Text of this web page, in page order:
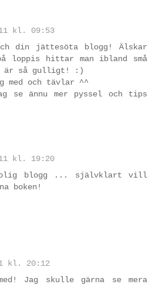
kl. 09:53
din jättesöta blogg! Älskar
loppis hittar man ibland små
är så gulligt! :)
och tävlar ^^
se ännu mer pyssel och tips
kl. 19:20
blogg ... självklart vill
boken!
kl. 20:12
Jag skulle gärna se mera